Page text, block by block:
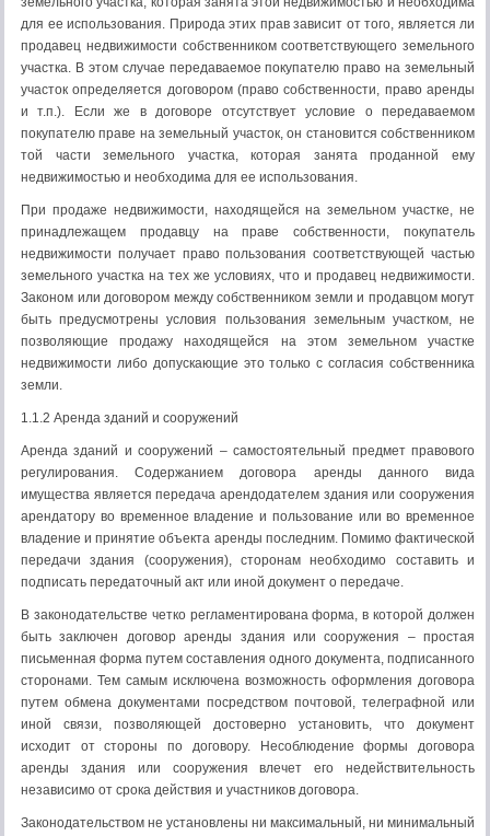
для ее использования. Природа этих прав зависит от того, является ли
продавец недвижимости собственником соответствующего земельного
участка. В этом случае передаваемое покупателю право на земельный
участок определяется договором (право собственности, право аренды
и т.п.). Если же в договоре отсутствует условие о передаваемом
покупателю праве на земельный участок, он становится собственником
той части земельного участка, которая занята проданной ему
недвижимостью и необходима для ее использования.
При продаже недвижимости, находящейся на земельном участке, не
принадлежащем продавцу на праве собственности, покупатель
недвижимости получает право пользования соответствующей частью
земельного участка на тех же условиях, что и продавец недвижимости.
Законом или договором между собственником земли и продавцом могут
быть предусмотрены условия пользования земельным участком, не
позволяющие продажу находящейся на этом земельном участке
недвижимости либо допускающие это только с согласия собственника
земли.
1.1.2 Аренда зданий и сооружений
Аренда зданий и сооружений – самостоятельный предмет правового
регулирования. Содержанием договора аренды данного вида
имущества является передача арендодателем здания или сооружения
арендатору во временное владение и пользование или во временное
владение и принятие объекта аренды последним. Помимо фактической
передачи здания (сооружения), сторонам необходимо составить и
подписать передаточный акт или иной документ о передаче.
В законодательстве четко регламентирована форма, в которой должен
быть заключен договор аренды здания или сооружения – простая
письменная форма путем составления одного документа, подписанного
сторонами. Тем самым исключена возможность оформления договора
путем обмена документами посредством почтовой, телеграфной или
иной связи, позволяющей достоверно установить, что документ
исходит от стороны по договору. Несоблюдение формы договора
аренды здания или сооружения влечет его недействительность
независимо от срока действия и участников договора.
Законодательством не установлены ни максимальный, ни минимальный